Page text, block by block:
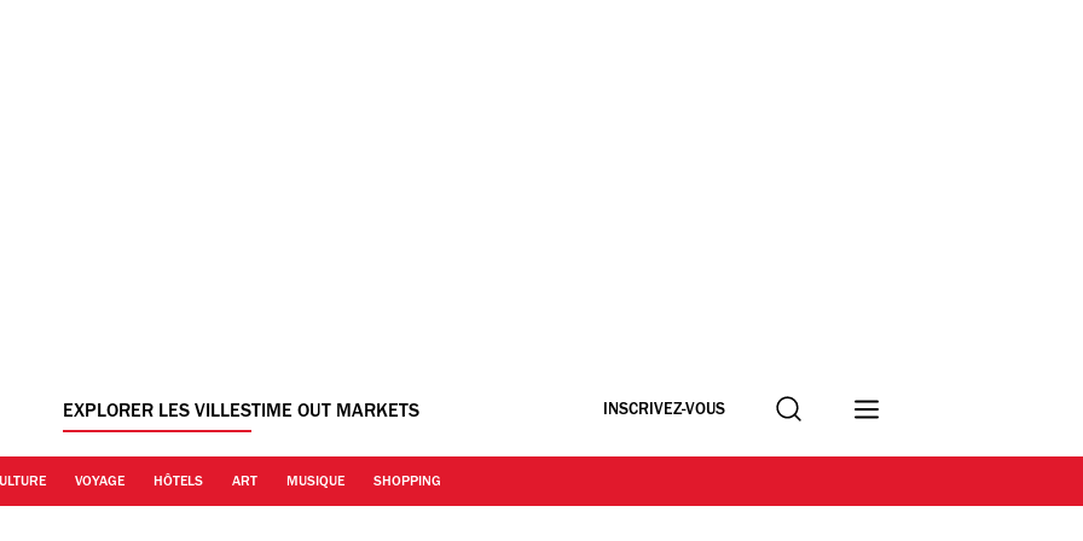
EXPLORER LES VILLESTIME OUT MARKETS INSCRIVEZ-VOUS Recherche
VOYAGE HÔTELS ART MUSIQUE SHOPPING